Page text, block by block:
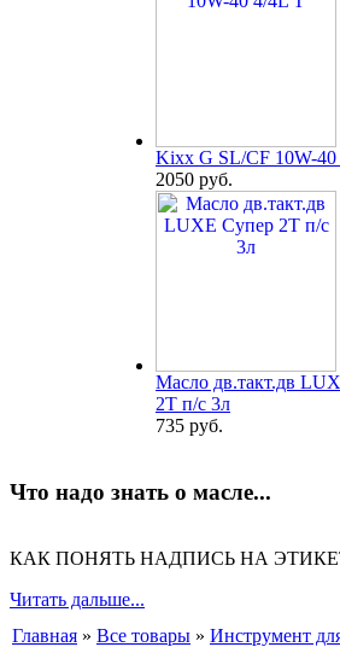
Kixx G SL/CF 10W-
2050 руб.
Масло дв.такт.дв
2Т п/с 3л
735 руб.
Что надо знать о масле...
КАК ПОНЯТЬ НАДПИСЬ НА
Читать дальше...
Главная » Все товары » Инструмент